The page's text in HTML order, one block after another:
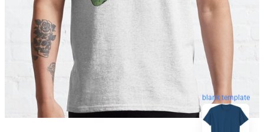
blank template